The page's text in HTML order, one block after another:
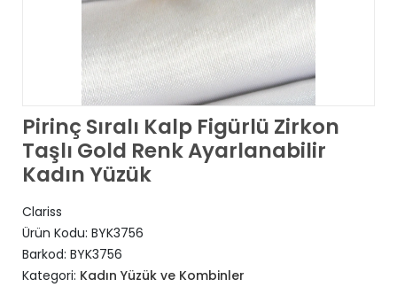
Pirinç Sıralı Kalp Figürlü Zirkon
Taşlı Gold Renk Ayarlanabilir
Kadın Yüzük
Clariss
Ürün Kodu: BYK3756
Barkod: BYK3756
Kategori: Kadın Yüzük ve Kombinler